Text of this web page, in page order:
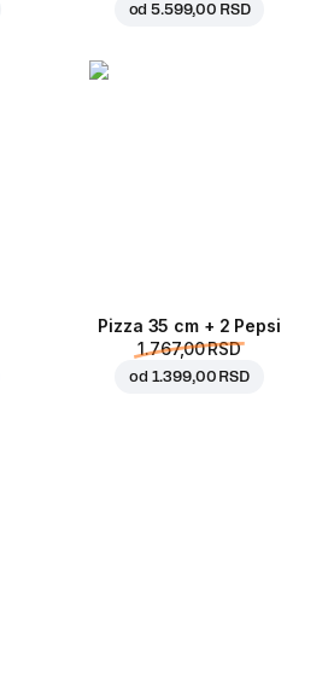
od5.599,00 RSD
Pizza 35 cm + 2 Pepsi
1.767,00 RSD
od 1.399,00 RSD